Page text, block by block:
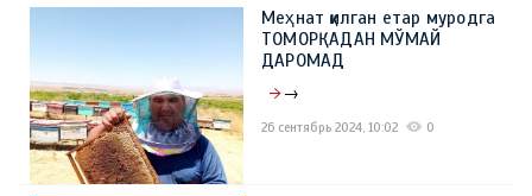
Меҳнат қилган етар муродга
ТОМОРҚАДАН МЎМАЙ
ДАРОМАД
→
26 сентябрь 2024, 10:02 0